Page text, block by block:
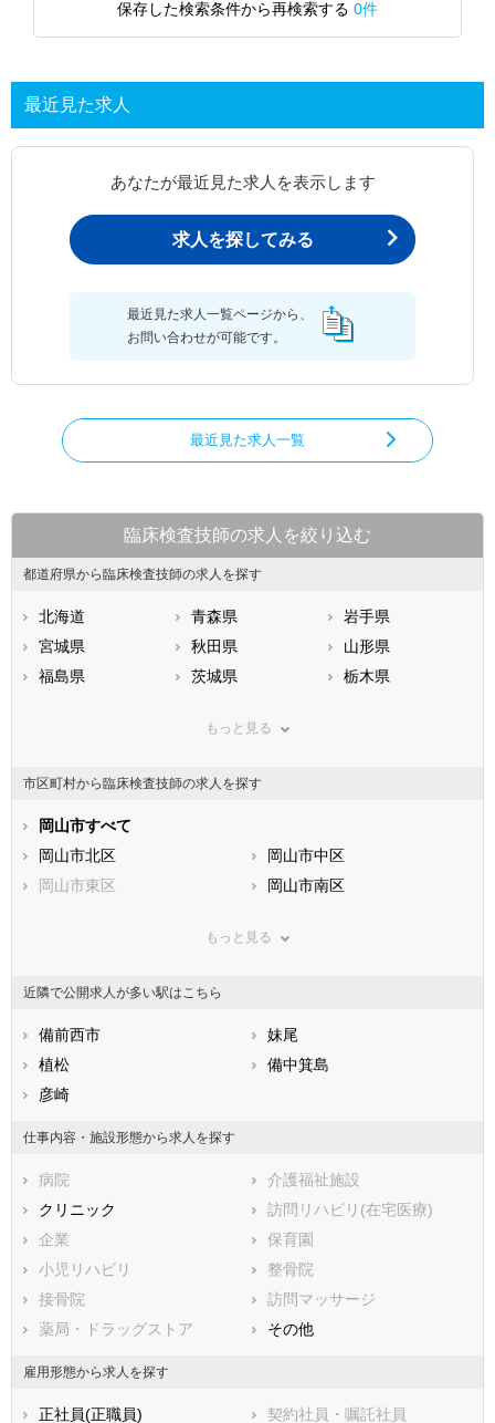
保存した検索条件から再検索する 0件
最近見た求人
あなたが最近見た求人を表示します
求人を探してみる
最近見た求人一覧ページから、
お問い合わせが可能です。
最近見た求人一覧
臨床検査技師の求人を絞り込む
都道府県から臨床検査技師の求人を探す
北海道 青森県
岩手県
宮城県
秋田県
山形県
福島県
茨城県
栃木県
神奈川県
石川県
福井県
静岡県
滋賀県
大阪府
兵庫県
和歌山県
山口県
福岡県
佐賀県
熊本県
鹿児島県
もっと見る
市区町村から臨床検査技師の求人を探す
岡山市すべて
岡山市北区
岡山市中区
岡山市東区
岡山市南区
津山市
井原市
高梁市
新見市
備前市
瀬戸内市
赤磐市
浅口郡里庄町
小田郡矢掛町
真庭郡新庄村
苫田郡鏡野町
勝田郡勝央町
勝田郡奈義町
英田郡西粟倉村
久米郡久米南町
久米郡美咲町
加賀郡吉備中央町
もっと見る
近隣で公開求人が多い駅はこちら
備前西市
妹尾
植松
備中箕島
彦崎
仕事内容・施設形態から求人を探す
病院
介護福祉施設
クリニック
訪問リハビリ(在宅医療)
企業
保育園
小児リハビリ
整骨院
接骨院
訪問マッサージ
薬局・ドラッグストア
その他
雇用形態から求人を探す
正社員(正職員)
契約社員・嘱託社員